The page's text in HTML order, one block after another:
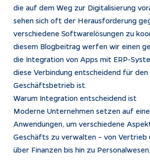
die auf dem Weg zur Digitalisierung
sehen sich oft der Herausforderung
verschiedene Softwarelösungen zu
diesem Blogbeitrag werfen wir einen
die Integration von Apps mit ERP-
diese Verbindung entscheidend für den
Geschäftsbetrieb ist.
Warum Integration entscheidend ist
Moderne Unternehmen setzen auf
Anwendungen, um verschiedene
Geschäfts zu verwalten – von Vertrieb
über Finanzen bis hin zu